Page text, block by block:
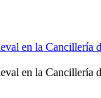
en la Cancillería
en la Cancillería